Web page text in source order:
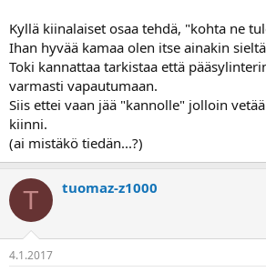
Kyllä kiinalaiset osaa tehdä, "kohta ne
Ihan hyvää kamaa olen itse ainakin
Toki kannattaa tarkistaa että
varmasti vapautumaan.
Siis ettei vaan jää "kannolle" jolloin
kiinni.
(ai mistäkö tiedän...?)
T tuomaz-z1000
4.1.2017